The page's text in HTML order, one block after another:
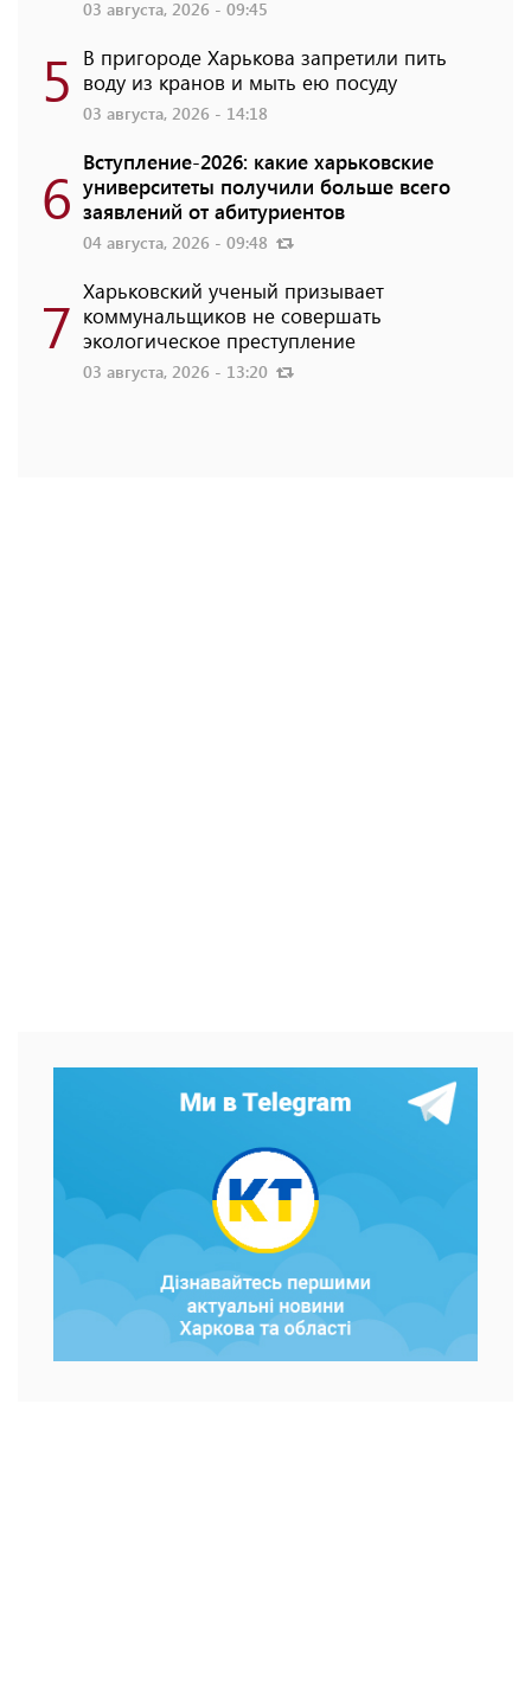
03 августа, 2026 - 09:45
5 В пригороде Харькова запретили пить
воду из кранов и мыть ею посуду
03 августа, 2026 - 14:18
6 Вступление-2026: какие харьковские
университеты получили больше всего
заявлений от абитуриентов
04 августа, 2026 - 09:48
7 Харьковский ученый призывает
коммунальщиков не совершать
экологическое преступление
03 августа, 2026 - 13:20